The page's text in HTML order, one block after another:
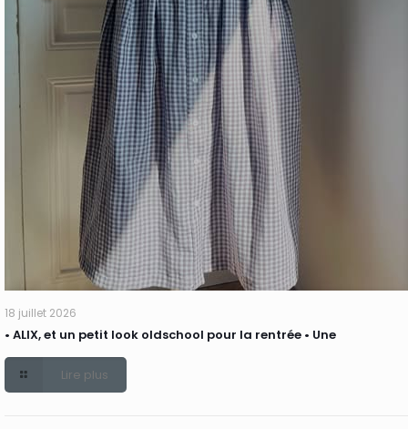
18 juillet 2026
• ALIX, et un petit look oldschool pour la rentrée • Une
Lire plus